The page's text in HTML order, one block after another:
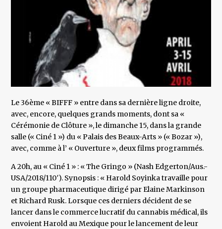
Le 36ème « BIFFF » entre dans sa dernière ligne droite,
avec, encore, quelques grands moments, dont sa «
Cérémonie de Clôture », le dimanche 15, dans la grande
salle (« Ciné 1 ») du « Palais des Beaux-Arts » (« Bozar »),
avec, comme à l’ « Ouverture », deux films programmés.
A 20h, au « Ciné 1 » : « The Gringo » (Nash Edgerton/Aus.-
USA/2018/110′). Synopsis : « Harold Soyinka travaille pour
un groupe pharmaceutique dirigé par Elaine Markinson
et Richard Rusk. Lorsque ces derniers décident de se
lancer dans le commerce lucratif du cannabis médical, ils
envoient Harold au Mexique pour le lancement de leur